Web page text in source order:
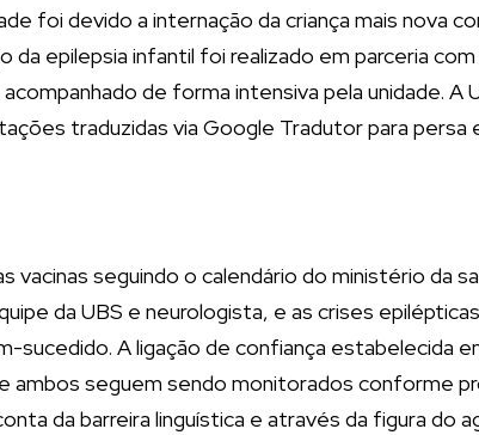
foi devido a internação da criança mais nova
da epilepsia infantil foi realizado em parceria
de forma intensiva pela unidade.
traduzidas via Google Tradutor para
vacinas seguindo o calendário do ministério
da UBS e neurologista, e as crises
A ligação de confiança estabelecida
ambos seguem sendo monitorados conforme
da barreira linguística e através da figura